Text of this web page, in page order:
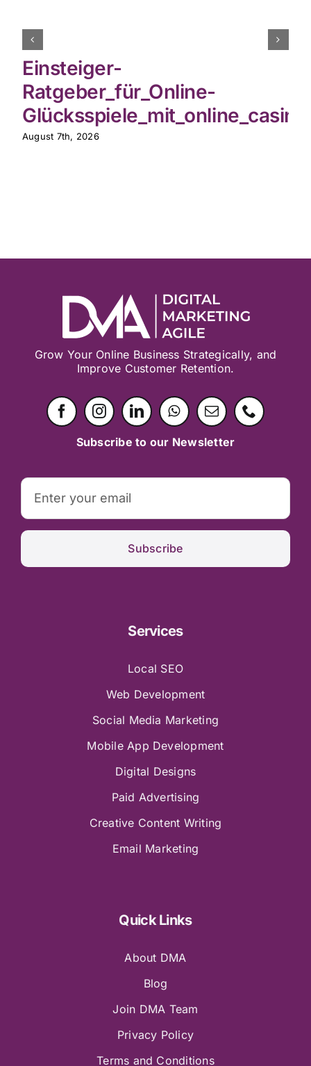
Einsteiger-
Ratgeber_für_Online-
August 7th, 2026
Grow Your Online Business Strategically, and
Improve Customer Retention.
Subscribe to our Newsletter
Subscribe
Services
Local SEO
Web Development
Social Media Marketing
Mobile App Development
Digital Designs
Paid Advertising
Creative Content Writing
Email Marketing
Quick Links
About DMA
Blog
Join DMA Team
Privacy Policy
Terms and Conditions